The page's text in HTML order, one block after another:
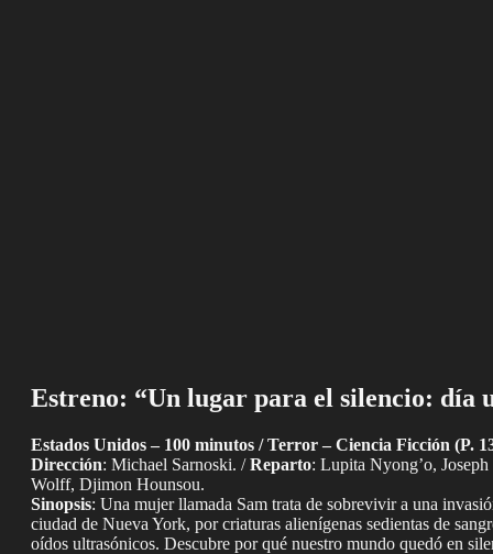
Estreno: “Un lugar para el silencio: día
Estados Unidos – 100 minutos / Terror – Ciencia Ficción (P.
Dirección: Michael Sarnoski. /Reparto: Lupita Nyong’o,
Wolff, Djimon Hounsou.
Sinopsis: Una mujer llamada Sam trata de sobrevivir a una
ciudad de Nueva York, por criaturas alienígenas sedientas de
oídos ultrasónicos. Descubre por qué nuestro mundo quedó en